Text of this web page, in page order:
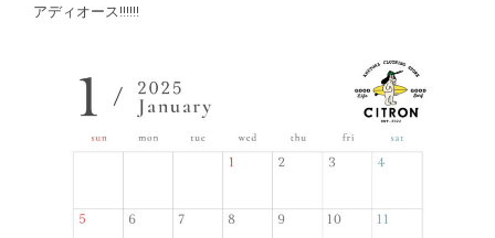
アディオース!!!!!!